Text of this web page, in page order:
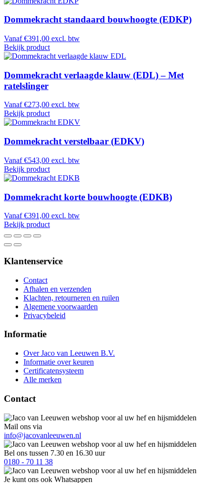
Dommekracht standaard bouwhoogte (EDKP)
Vanaf€391,00 excl. btw
Bekijk product
Dommekracht verlaagde klauw (EDL) – Met
ratelslinger
Vanaf€273,00 excl. btw
Bekijk product
Dommekracht verstelbaar (EDKV)
Vanaf€543,00 excl. btw
Bekijk product
Dommekracht korte bouwhoogte (EDKB)
Vanaf€391,00 excl. btw
Bekijk product
Klantenservice
Contact
Afhalen en verzenden
Klachten, retourneren en ruilen
Algemene voorwaarden
Privacybeleid
Informatie
Over Jaco van Leeuwen B.V.
Informatie over keuren
Certificatensysteem
Alle merken
Contact
Mail ons via
info@jacovanleeuwen.nl
Bel ons tussen 7.30 en 16.30 uur
0180 - 70 11 38
Je kunt ons ook Whatsappen